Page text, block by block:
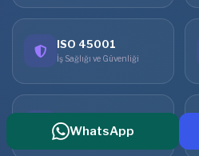
ISO 45001
İş Sağlığı ve Güvenliği
ISO 31000
Risk Yönetimi
WhatsApp